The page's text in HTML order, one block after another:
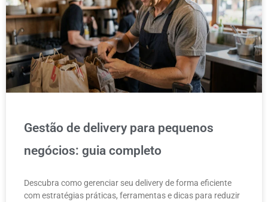
Gestão de delivery para pequenos
negócios: guia completo
Descubra como gerenciar seu delivery de forma eficiente
com estratégias práticas, ferramentas e dicas para reduzir